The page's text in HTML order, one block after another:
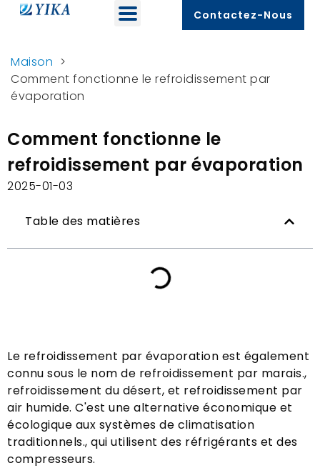
Contactez-Nous
Maison >
Comment fonctionne le refroidissement par
évaporation
Comment fonctionne le
refroidissement par évaporation
2025-01-03
Table des matières
Le refroidissement par évaporation est également
connu sous le nom de refroidissement par marais.,
refroidissement du désert, et refroidissement par
air humide. C'est une alternative économique et
écologique aux systèmes de climatisation
traditionnels., qui utilisent des réfrigérants et des
compresseurs.